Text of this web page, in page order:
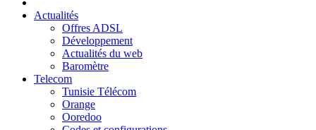
Actualités
Offres ADSL
Développement
Actualités du web
Baromètre
Telecom
Tunisie Télécom
Orange
Ooredoo